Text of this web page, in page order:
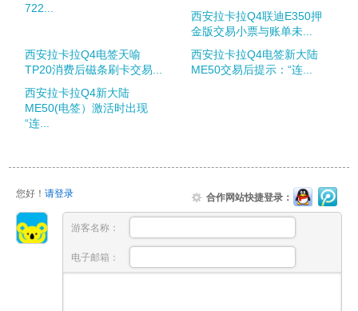
722...
西安拉卡拉Q4联迪E350押
金版交易小票与账单未...
西安拉卡拉Q4电签天喻
TP20消费后磁条刷卡交易...
西安拉卡拉Q4电签新大陆
ME50交易后提示：“连...
西安拉卡拉Q4新大陆
ME50(电签）激活时出现
“连...
您好！ 请登录 合作网站快捷登录：
游客名称：
电子邮箱：